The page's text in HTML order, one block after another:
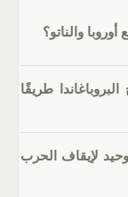
والناتو؟
طريقًا
لإيقاف الحرب